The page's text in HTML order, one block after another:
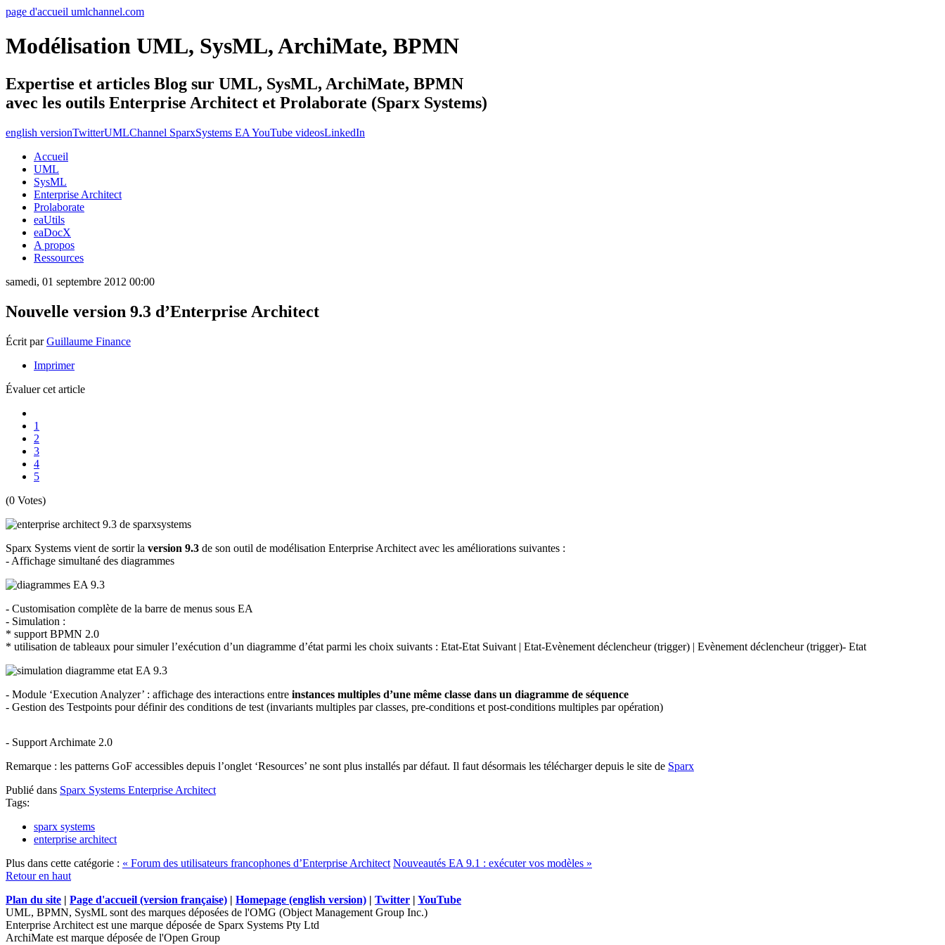
page d'accueil umlchannel.com
Modélisation UML, SysML, ArchiMate, BPMN
Expertise et articles Blog sur UML, SysML, ArchiMate, BPMN
avec les outils Enterprise Architect et Prolaborate (Sparx Systems)
english versionTwitterUMLChannel SparxSystems EA YouTube videosLinkedIn
Accueil
UML
SysML
Enterprise Architect
Prolaborate
eaUtils
eaDocX
A propos
Ressources
samedi, 01 septembre 2012 00:00
Nouvelle version 9.3 d’Enterprise Architect
Écrit parGuillaume Finance
Imprimer
Évaluer cet article
1
2
3
4
5
(0 Votes)
Sparx Systems vient de sortir la version 9.3 de son outil de modélisation Enterprise Architect avec les améliorations suivantes :
- Affichage simultané des diagrammes
- Customisation complète de la barre de menus sous EA
- Simulation :
* support BPMN 2.0
* utilisation de tableaux pour simuler l’exécution d’un diagramme d’état parmi les choix suivants : Etat-Etat Suivant | Etat-Evènement déclencheur (trigger) | Evènement déclencheur (trigger)- Etat
- Module ‘Execution Analyzer’ : affichage des interactions entre instances multiples d’une même classe dans un diagramme de séquence
- Gestion des Testpoints pour définir des conditions de test (invariants multiples par classes, pre-conditions et post-conditions multiples par opération)
- Support Archimate 2.0
Remarque : les patterns GoF accessibles depuis l’onglet ‘Resources’ ne sont plus installés par défaut. Il faut désormais les télécharger depuis le site de Sparx
Publié dans Sparx Systems Enterprise Architect
Tags:
sparx systems
enterprise architect
Plus dans cette catégorie : « Forum des utilisateurs francophones d’Enterprise Architect Nouveautés EA 9.1 : exécuter vos modèles »
Retour en haut
Plan du site | Page d'accueil (version française) | Homepage (english version) | Twitter | YouTube
UML, BPMN, SysML sont des marques déposées de l'OMG (Object Management Group Inc.)
Enterprise Architect est une marque déposée de Sparx Systems Pty Ltd
ArchiMate est marque déposée de l'Open Group